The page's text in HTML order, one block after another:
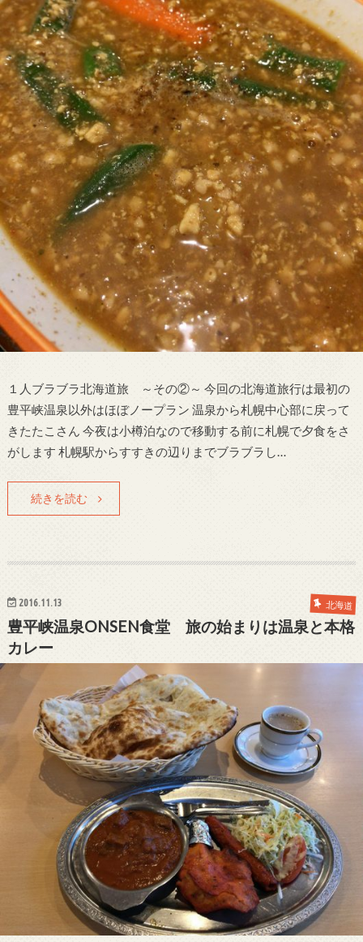
１人ブラブラ北海道旅 ～その②～ 今回の北海道旅行は最初の
豊平峡温泉以外はほぼノープラン 温泉から札幌中心部に戻って
きたたこさん 今夜は小樽泊なので移動する前に札幌で夕食をさ
がします 札幌駅からすすきの辺りまでブラブラし…
続きを読む
2016.11.13 北海道
豊平峡温泉ONSEN食堂 旅の始まりは温泉と本格
カレー